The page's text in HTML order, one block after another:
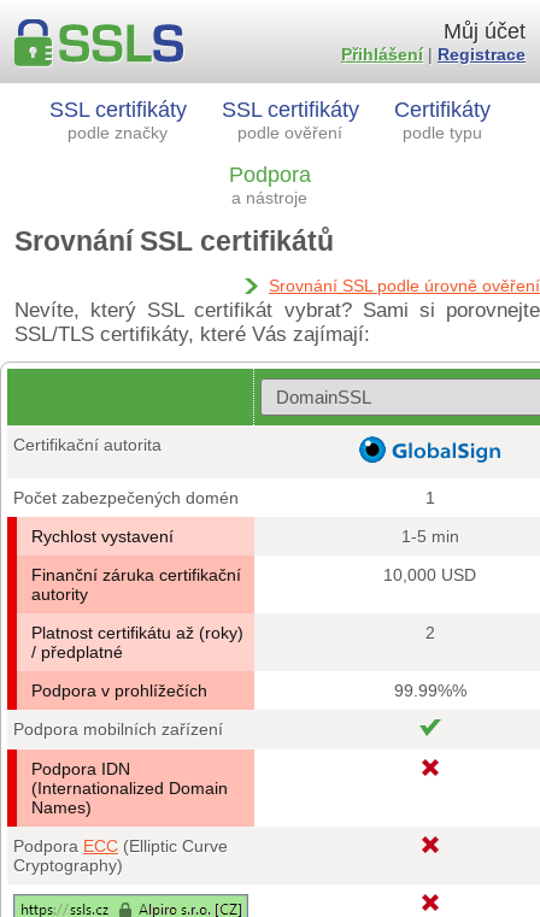
SSL certifikáty
podle značky
SSL certifikáty
podle ověření
Certifikáty
podle typu
Podpora
a nástroje
Můj účet
Přihlášení| Registrace
Srovnání SSL certifikátů
Srovnání SSL podle úrovně ověření
Nevíte, který SSL certifikát vybrat? Sami si porovnejte
SSL/TLS certifikáty, které Vás zajímají:
Certifikační autorita
Počet zabezpečených domén
1
Rychlost vystavení
1-5 min
Finanční záruka certifikační
autority
10,000 USD
Platnost certifikátu až (roky)
/ předplatné
2
Podpora v prohlížečích
99.99%%
Podpora mobilních zařízení
Podpora IDN
(Internationalized Domain
Names)
Podpora ECC (Elliptic Curve
Cryptography)